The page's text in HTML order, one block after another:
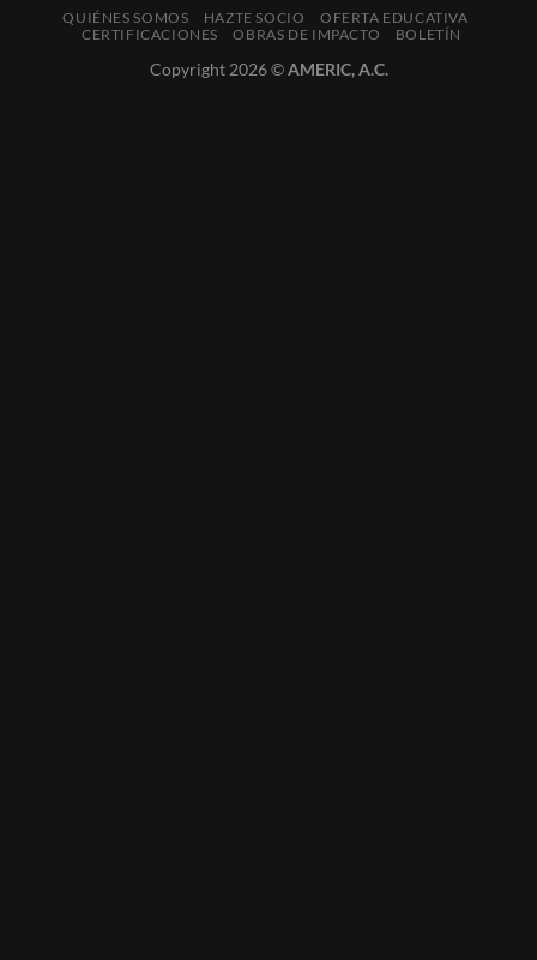
QUIÉNES SOMOS HAZTE SOCIO
OFERTA EDUCATIVA
CERTIFICACIONES
OBRAS DE IMPACTO BOLETÍN
Copyright 2026 ©AMERIC, A.C.